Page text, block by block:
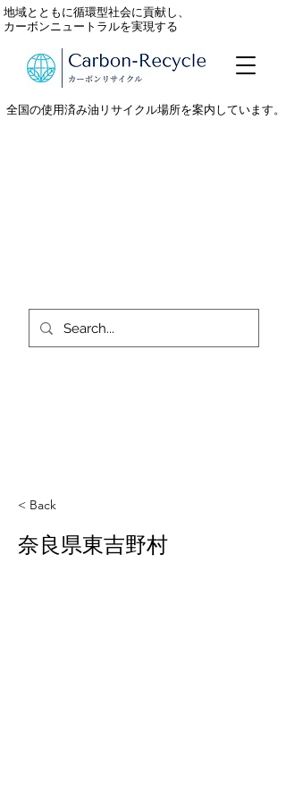
全国の使用済み油リサイクル場所を案内しています。
地域とともに循環型社会に貢献し、
カーボンニュートラルを実現する
< Back
奈良県東吉野村